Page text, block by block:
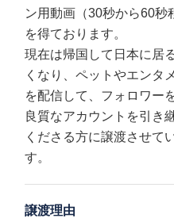
ン用動画（30秒から60秒
を得ております。
現在は帰国して日本に居
くなり、ペットやエンタ
を配信して、フォロワー
良質なアカウントを引き
くださる方に譲渡させて
す。
譲渡理由